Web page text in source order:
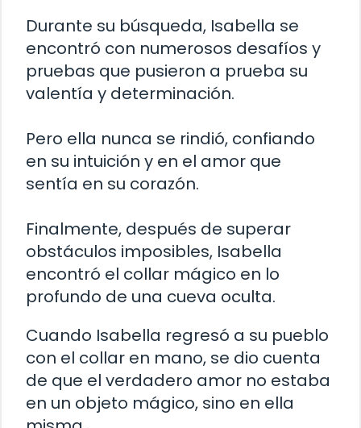
Durante su búsqueda, Isabella se
encontró con numerosos desafíos y
pruebas que pusieron a prueba su
valentía y determinación.
Pero ella nunca se rindió, confiando
en su intuición y en el amor que
sentía en su corazón.
Finalmente, después de superar
obstáculos imposibles, Isabella
encontró el collar mágico en lo
profundo de una cueva oculta.
Cuando Isabella regresó a su pueblo
con el collar en mano, se dio cuenta
de que el verdadero amor no estaba
en un objeto mágico, sino en ella